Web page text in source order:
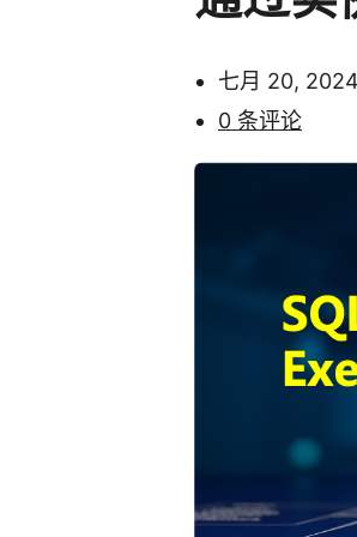
七月 20,
0 条评论